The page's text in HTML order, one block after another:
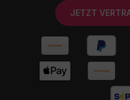
Leisten für angenehme
einen USB-Anschluss
Energiequelle
können. Optional
Querträger für die
LIGHT, die eine
100 kg ermöglichen
Transport von
mehr. Erleben Sie mit
JETZT